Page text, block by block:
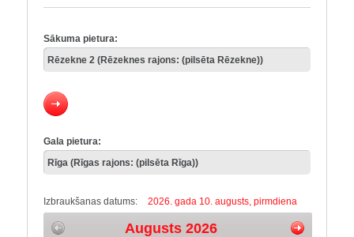
Sākuma pietura:
Gala pietura:
Izbraukšanas datums: 2026. gada 10. augusts, pirmdiena
Augusts 2026